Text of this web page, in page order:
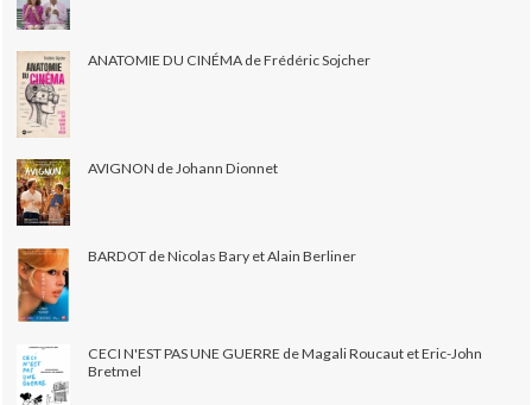
ANATOMIE DU CINÉMA de Frédéric Sojcher
AVIGNON de Johann Dionnet
BARDOT de Nicolas Bary et Alain Berliner
CECI N'EST PAS UNE GUERRE de Magali Roucaut et Eric-John
Bretmel